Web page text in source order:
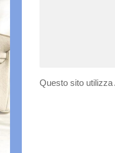
Questo sito